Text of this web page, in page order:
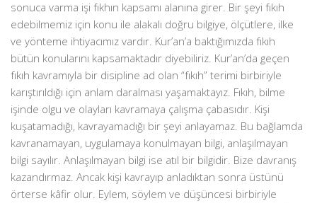
sonuca varma işi fıkhın kapsamı alanına girer. Bir şeyi fıkıh
edebilmemiz için konu ile alakalı doğru bilgiye, ölçütlere, ilke
ve yönteme ihtiyacımız vardır. Kur’an’a baktığımızda fıkıh
bütün konularını kapsamaktadır diyebiliriz. Kur’an’da geçen
fıkıh kavramıyla bir disipline ad olan “fıkıh” terimi birbiriyle
karıştırıldığı için anlam daralması yaşamaktayız. Fıkıh, bilme
işinde olgu ve olayları kavramaya çalışma çabasıdır. Kişi
kuşatamadığı, kavrayamadığı bir şeyi anlayamaz. Bu bağlamda
kavranamayan, uygulamaya konulmayan bilgi, anlaşılmayan
bilgi sayılır. Anlaşılmayan bilgi ise atıl bir bilgidir. Bize davranış
kazandırmaz. Ancak kişi kavrayıp anladıktan sonra üstünü
örterse kâfir olur. Eylem, söylem ve düşüncesi birbiriyle